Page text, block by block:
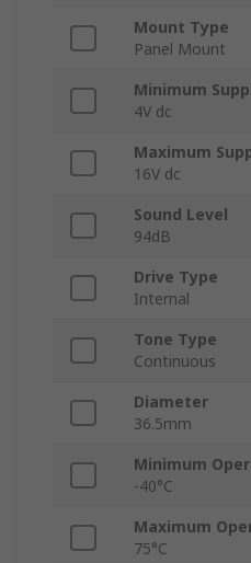
Mount Type
Panel Mount
Minimum
4V dc
Maximum
16V dc
Sound Level
94dB
Drive Type
Internal
Tone Type
Continuous
Diameter
36.5mm
Minimum
-40°C
Maximum
75°C